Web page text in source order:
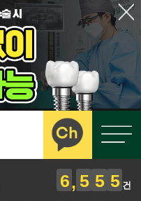
6 5 5 5 건